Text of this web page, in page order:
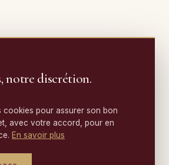
notre discrétion.
cookies pour assurer son bon
avec votre accord, pour en
En savoir plus